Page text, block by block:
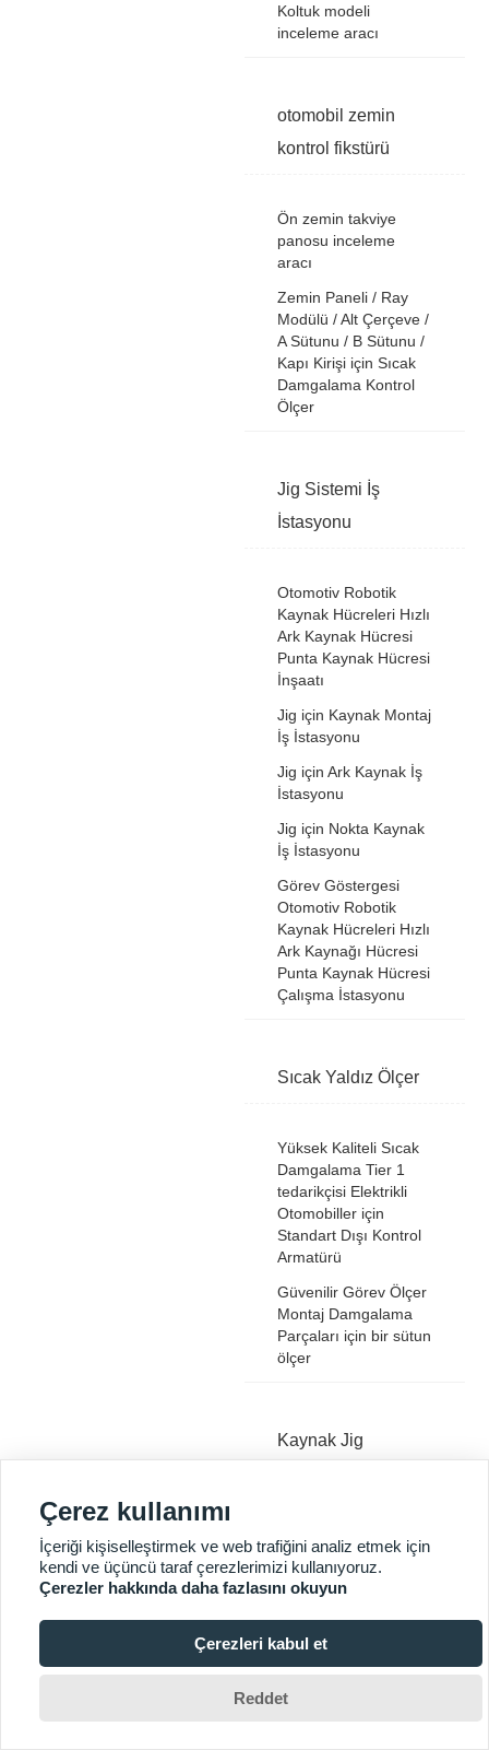

Koltuk modeli
inceleme aracı
otomobil zemin
kontrol fikstürü
Ön zemin takviye
panosu inceleme
aracı
Zemin Paneli / Ray
Modülü / Alt Çerçeve /
A Sütunu / B Sütunu /
Kapı Kirişi için Sıcak
Damgalama Kontrol
Ölçer
Jig Sistemi İş
İstasyonu
Otomotiv Robotik
Kaynak Hücreleri Hızlı
Ark Kaynak Hücresi
Punta Kaynak Hücresi
İnşaatı
Jig için Kaynak Montaj
İş İstasyonu
Jig için Ark Kaynak İş
İstasyonu
Jig için Nokta Kaynak
İş İstasyonu
Görev Göstergesi
Otomotiv Robotik
Kaynak Hücreleri Hızlı
Ark Kaynağı Hücresi
Punta Kaynak Hücresi
Çalışma İstasyonu
Sıcak Yaldız Ölçer
Yüksek Kaliteli Sıcak
Damgalama Tier 1
tedarikçisi Elektrikli
Otomobiller için
Standart Dışı Kontrol
Armatürü
Güvenilir Görev Ölçer
Montaj Damgalama
Parçaları için bir sütun
ölçer
Kaynak Jig
KT-Mission Robot
kaynak mastarı
Arka Kuyruk tahtası
Jig
Otomotiv için Standart
Çerez kullanımı
İçeriği kişiselleştirmek ve web trafiğini analiz etmek için
kendi ve üçüncü taraf çerezlerimizi kullanıyoruz.
Çerezler hakkında daha fazlasını okuyun
Çerezleri kabul et
Reddet